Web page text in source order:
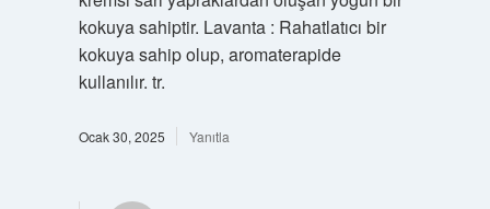
kokuya sahiptir. Lavanta : Rahatlatıcı bir
kokuya sahip olup, aromaterapide
kullanılır. tr.
Ocak 30, 2025 Yanıtla